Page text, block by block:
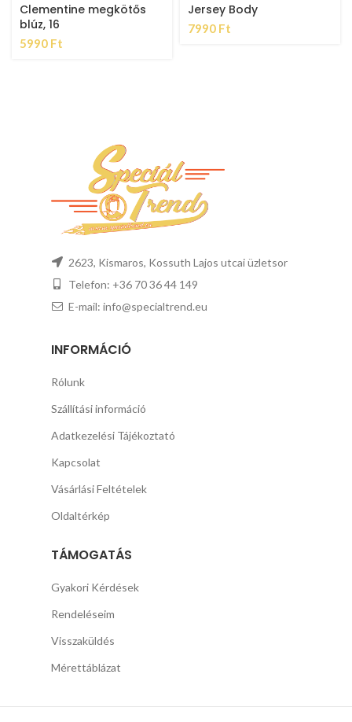
Clementine megkötős
blúz, 16
5990 Ft
Jersey Body
7990 Ft
2623, Kismaros, Kossuth Lajos utcai üzletsor
Telefon: +36 70 36 44 149
E-mail: info@specialtrend.eu
INFORMÁCIÓ
Rólunk
Szállítási információ
Adatkezelési Tájékoztató
Kapcsolat
Vásárlási Feltételek
Oldaltérkép
TÁMOGATÁS
Gyakori Kérdések
Rendeléseim
Visszaküldés
Mérettáblázat